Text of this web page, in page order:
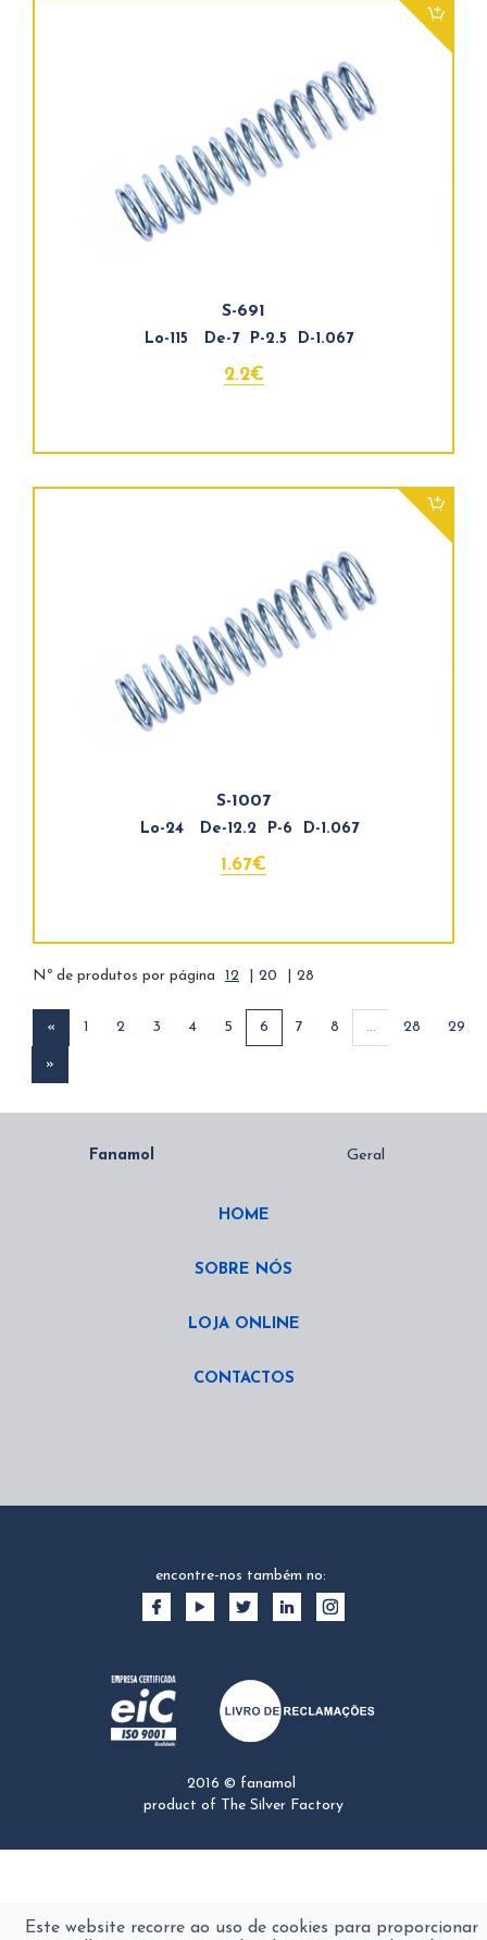
S-691
Lo-115 De-7 P-2.5 D-1.067
2.2€
S-1007
Lo-24 De-12.2 P-6 D-1.067
1.67€
Nº de produtos por página 12 20 28
« 1 2 3 4 5 6 7 8 ... 28 29
»
HOME
SOBRE NÓS
LOJA ONLINE
CONTACTOS
encontre-nos também no:
2016 © fanamol
product of
The Silver Factory
Este website recorre ao uso de cookies para proporcionar